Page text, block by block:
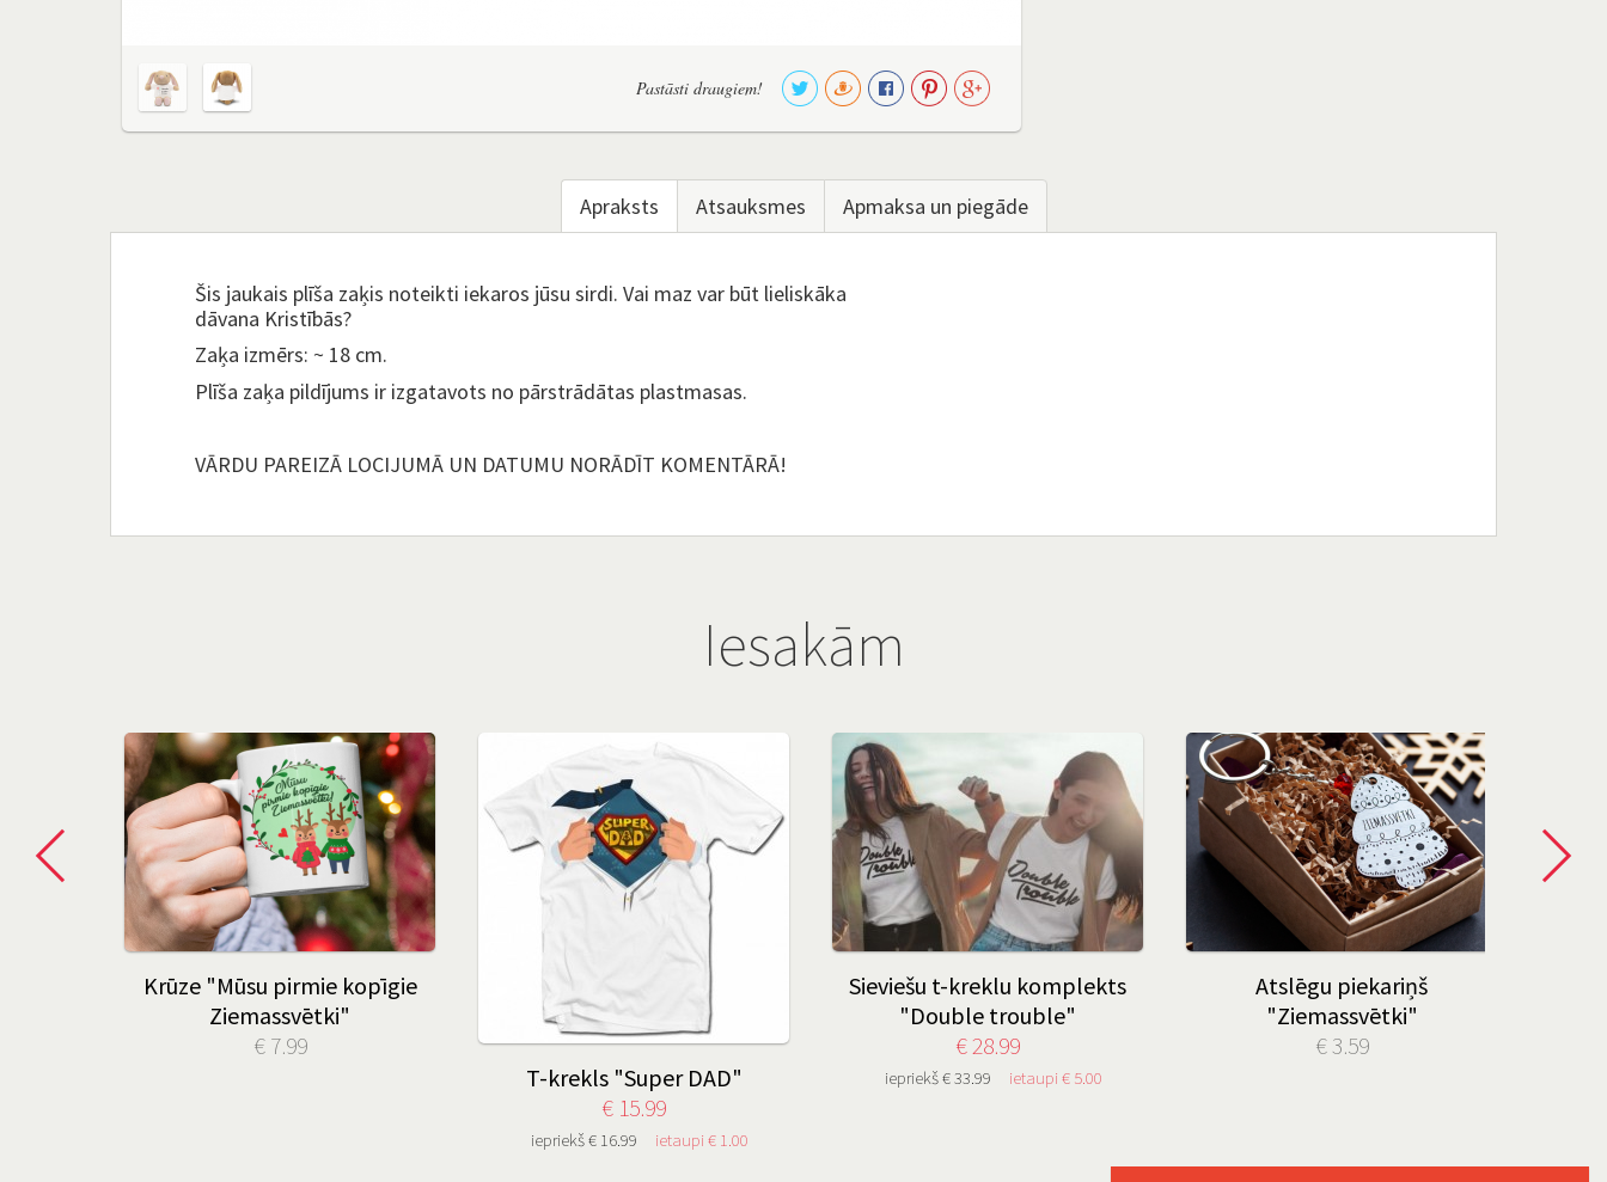
Pastāsti draugiem!
Apraksts Atsauksmes Apmaksa un piegāde
Šis jaukais plīša zaķis noteikti iekaros jūsu sirdi. Vai maz var būt lieliskāka
dāvana Kristībās?
Zaķa izmērs: ~ 18 cm.
Plīša zaķa pildījums ir izgatavots no pārstrādātas plastmasas.
VĀRDU PAREIZĀ LOCIJUMĀ UN DATUMU NORĀDĪT KOMENTĀRĀ!
Iesakām
Krūze "Mūsu pirmie kopīgie
Ziemassvētki"
€ 7.99
T-krekls "Super DAD"
€ 15.99
iepriekš € 16.99 ietaupi € 1.00
Sieviešu t-kreklu komplekts
"Double trouble"
€ 28.99
iepriekš € 33.99 ietaupi € 5.00
Atslēgu piekariņš
"Ziemassvētki"
€ 3.59